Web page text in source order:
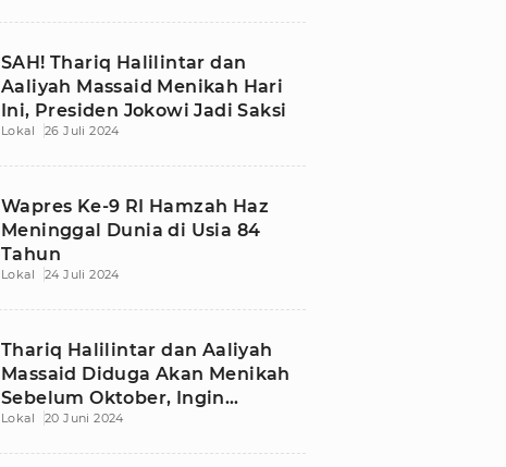
SAH! Thariq Halilintar dan
Aaliyah Massaid Menikah Hari
Ini, Presiden Jokowi Jadi Saksi
Lokal 26 Juli 2024
Wapres Ke-9 RI Hamzah Haz
Meninggal Dunia di Usia 84
Tahun
Lokal 24 Juli 2024
Thariq Halilintar dan Aaliyah
Massaid Diduga Akan Menikah
Sebelum Oktober, Ingin
Presiden Jadi Saksi
Lokal 20 Juni 2024